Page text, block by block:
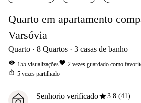
Quarto em apartamento
Varsóvia
Quarto 8 Quartos 3 casas de banho
visibility 155 visualizaçõesfavorite 2 vezes guardado como
ios_share 5 vezes partilhado
Senhorio verificadostar3.8 (41)